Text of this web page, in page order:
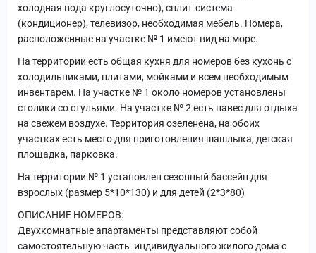
холодная вода круглосуточно), сплит-система
(кондиционер), телевизор, необходимая мебель. Номера,
расположенные на участке № 1 имеют вид на море.
На территории есть общая кухня для номеров без кухонь с
холодильниками, плитами, мойками и всем необходимым
инвентарем. На участке № 1 около номеров установлены
столики со стульями. На участке № 2 есть навес для отдыха
на свежем воздухе. Территория озеленена, на обоих
участках есть место для приготовления шашлыка, детская
площадка, парковка.
На территории № 1 установлен сезонный бассейн для
взрослых (размер 5*10*130) и для детей (2*3*80)
ОПИСАНИЕ НОМЕРОВ:
Двухкомнатные апартаменты представляют собой
самостоятельную часть индивидуального жилого дома с